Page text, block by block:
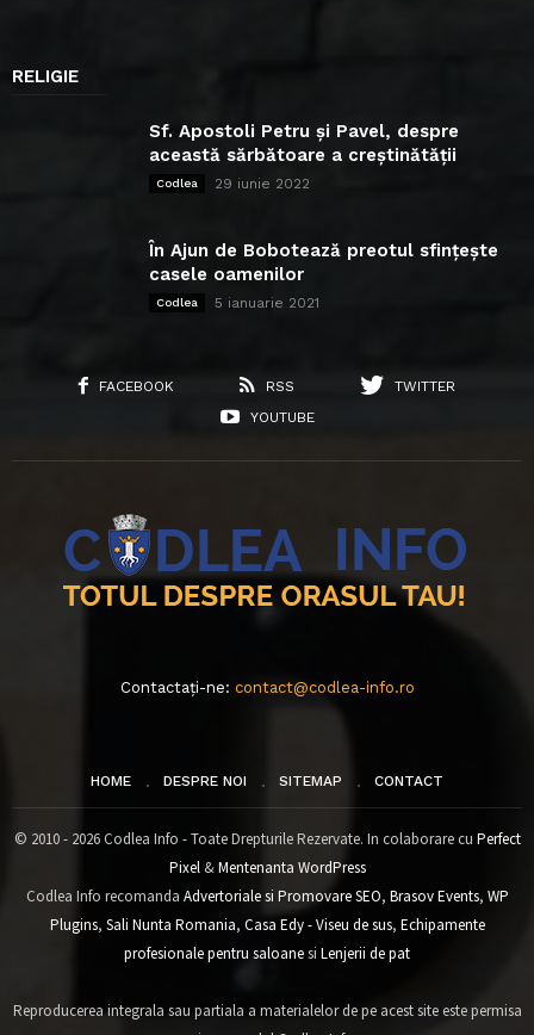
RELIGIE
Sf. Apostoli Petru și Pavel, despre
această sărbătoare a creștinătății
Codlea 29 iunie 2022
În Ajun de Bobotează preotul sfințește
casele oamenilor
Codlea 5 ianuarie 2021
FACEBOOK RSS
TWITTER
YOUTUBE
Contactați-ne: contact@codlea-info.ro
HOME DESPRE NOI SITEMAP CONTACT
© 2010 - 2026 Codlea Info - Toate Drepturile Rezervate. In colaborare cu Perfect
Pixel&Mentenanta WordPress
Codlea Info recomanda Advertoriale si Promovare SEO, Brasov Events, WP
Plugins, Sali Nunta Romania, Casa Edy - Viseu de sus, Echipamente
profesionale pentru saloanesi Lenjerii de pat
Reproducerea integrala sau partiala a materialelor de pe acest site este permisa